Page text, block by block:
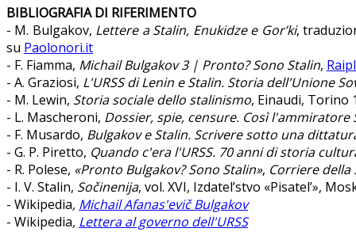
BIBLIOGRAFIA DI RIFERIMENTO
- M. Bulgakov, Lettere a Stalin, Enukidze e Gor’ki,
su Paolonori.it
- F. Fiamma, Michail Bulgakov 3 | Pronto? Sono Stalin,
- A. Graziosi, L'URSS di Lenin e Stalin. Storia dell'Unione
- M. Lewin, Storia sociale dello stalinismo, Einaudi, Torino
- L. Mascheroni, Dossier, spie, censure. Così
- F. Musardo, Bulgakov e Stalin. Scrivere sotto una
- G. P. Piretto, Quando c'era l'URSS. 70 anni di storia
- R. Polese, «Pronto Bulgakov? Sono Stalin», Corriere della
- I. V. Stalin, Sočinenija, vol. XVI, Izdatel’stvo «Pisatel’»,
- Wikipedia, Michail Afanas'evič Bulgakov
- Wikipedia, Lettera al governo dell'URSS